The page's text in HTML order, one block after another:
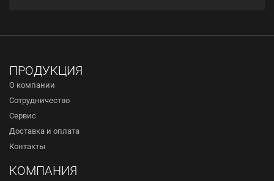
ПРОДУКЦИЯ
О компании
Сотрудничество
Сервис
Доставка и оплата
Контакты
КОМПАНИЯ